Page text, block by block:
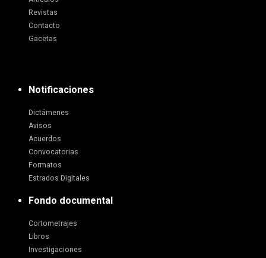
Revistas
Contacto
Gacetas
Notificaciones
Dictámenes
Avisos
Acuerdos
Convocatorias
Formatos
Estrados Digitales
Fondo documental
Cortometrajes
Libros
Investigaciones